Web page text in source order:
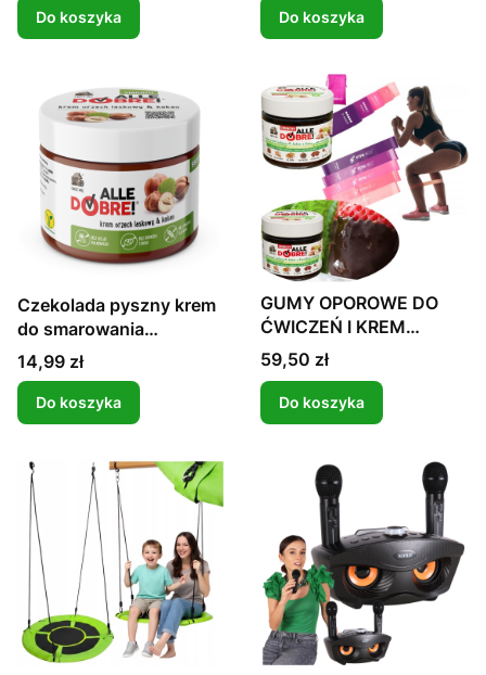
Do koszyka Do koszyka
Czekolada pyszny krem
do smarowania
dietetyczny
Cena
14,99 zł
Do koszyka
GUMY OPOROWE DO
ĆWICZEŃ I KREM
CZEKLADOWY BEZ
CUKRU
Cena
59,50 zł
Do koszyka